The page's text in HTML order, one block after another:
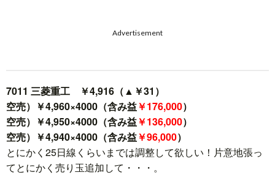
Advertisement
7011 三菱重工 ￥4,916（▲￥31）
空売）￥4,960×4000（含み益￥176,000）
空売）￥4,950×4000（含み益￥136,000）
空売）￥4,940×4000（含み益￥96,000）
とにかく25日線くらいまでは調整して欲しい！片意地張っ
てとにかく売り玉追加して・・・。